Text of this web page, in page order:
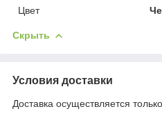
Цвет
Скрыть
Условия доставки
Доставка осуществляется